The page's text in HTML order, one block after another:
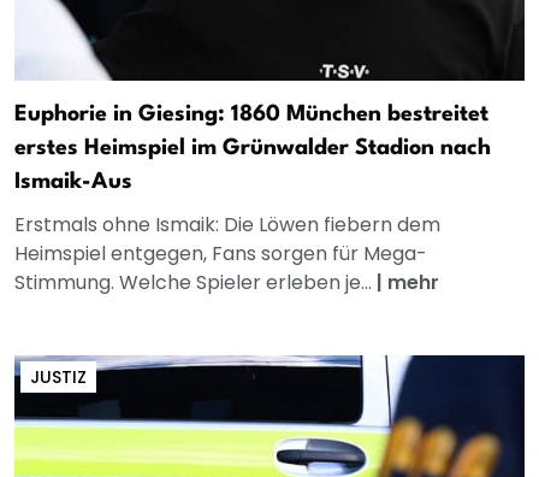
Euphorie in Giesing: 1860 München bestreitet
erstes Heimspiel im Grünwalder Stadion nach
Ismaik-Aus
Erstmals ohne Ismaik: Die Löwen fiebern dem
Heimspiel entgegen, Fans sorgen für Mega-
Stimmung. Welche Spieler erleben je... | mehr
JUSTIZ